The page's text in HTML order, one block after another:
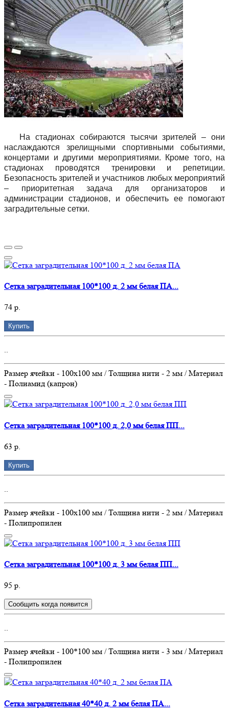
На стадионах собираются тысячи зрителей – они
наслаждаются зрелищными спортивными событиями,
концертами и другими мероприятиями. Кроме того, на
стадионах проводятся тренировки и репетиции.
Безопасность зрителей и участников любых мероприятий
– приоритетная задача для организаторов и
администрации стадионов, и обеспечить ее помогают
заградительные сетки.
Сетка заградительная 100*100 д. 2 мм белая ПА...
74 р.
Купить
..
Размер ячейки - 100х100 мм / Толщина нити - 2 мм / Материал
- Полиамид (капрон)
Сетка заградительная 100*100 д. 2,0 мм белая ПП...
63 р.
Купить
..
Размер ячейки - 100х100 мм / Толщина нити - 2 мм / Материал
- Полипропилен
Сетка заградительная 100*100 д. 3 мм белая ПП...
95 р.
Сообщить когда появится
..
Размер ячейки - 100*100 мм / Толщина нити - 3 мм / Материал
- Полипропилен
Сетка заградительная 40*40 д. 2 мм белая ПА...